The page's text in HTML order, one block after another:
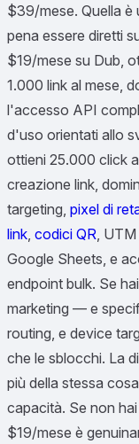
$39/mese. Quella è
pena essere diretti
$19/mese su Dub,
1.000 link al mese,
l'accesso API
d'uso orientati allo
ottieni 25.000 click
creazione link,
targeting, pixel di
link, codici QR,
Google Sheets, e
endpoint bulk. Se
marketing — e
routing, e device
che le sblocchi. La
più della stessa
capacità. Se non
$19/mese è